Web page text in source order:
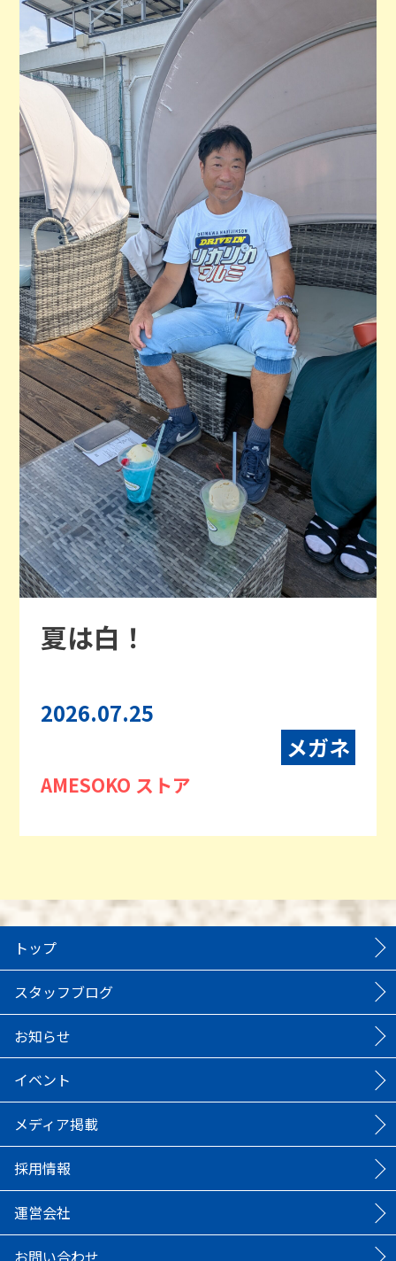
夏は白！
2026.07.25
メガネ
AMESOKO ストア
トップ
スタッフブログ
お知らせ
イベント
メディア掲載
採用情報
運営会社
お問い合わせ